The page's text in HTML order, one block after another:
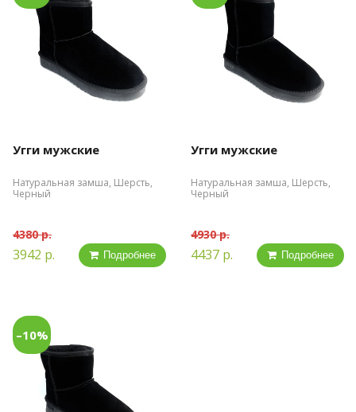
Угги мужские
Натуральная замша, Шерсть,
Черный
4380 р.
3942 р. Подробнее
Угги мужские
Натуральная замша, Шерсть,
Черный
4930 р.
4437 р. Подробнее
–10%